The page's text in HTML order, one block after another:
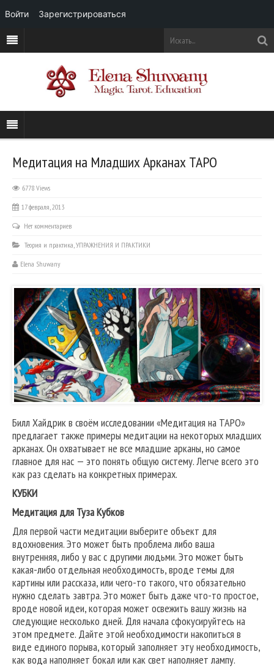
Медитация на Младших Арканах ТАРО
6778 Views
17 февраля, 2013
Нет комментариев
Теория и практика,УПРАЖНЕНИЯ И ПРАКТИКИ
Elena Shuwany
Билл Хайдрик в своём исследовании «Медитация на ТАРО»
предлагает также примеры медитации на некоторых младших
арканах. Он охватывает не все младшие арканы, но самое
главное для нас — это понять общую систему. Легче всего это
как раз сделать на конкретных примерах.
КУБКИ
Медитация для Туза Кубков
Для первой части медитации выберите объект для
вдохновения. Это может быть проблема либо ваша
внутренняя, либо у вас с другими людьми. Это может быть
какая-либо отдельная необходимость, вроде темы для
картины или рассказа, или чего-то такого, что обязательно
нужно сделать завтра. Это может быть даже что-то простое,
вроде новой идеи, которая может освежить вашу жизнь на
следующие несколько дней. Для начала сфокусируйтесь на
этом предмете. Дайте этой необходимости накопиться в
виде единого порыва, который заполняет эту необходимость,
как вода наполняет бокал или как свет наполняет лампу.
Войти Зарегистрироваться